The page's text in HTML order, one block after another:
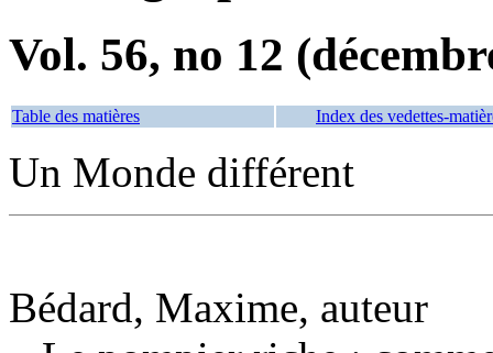
Vol. 56, no 12
Table des matières Index des vedettes-
Un Monde différent
Bédard, Maxime, auteur